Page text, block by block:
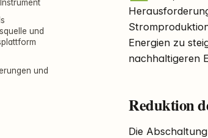
und
und
Energien zu
nachhaltigeren
Reduktion
Die